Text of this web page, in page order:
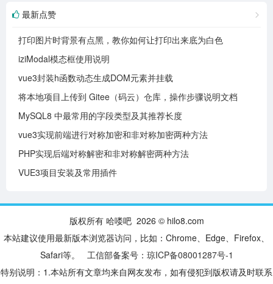
最新点赞
打印图片时背景有点黑，教你如何让打印出来底为白色
iziModal模态框使用说明
vue3封装h函数动态生成DOM元素并挂载
将本地项目上传到 Gitee（码云）仓库，操作步骤说明文档
MySQL8 中最常用的字段类型及其推荐长度
vue3实现前端进行对称加密和非对称加密两种方法
PHP实现后端对称解密和非对称解密两种方法
VUE3项目安装及常用插件
版权所有 哈喽吧 2026 © hilo8.com
本站建议使用最新版本浏览器访问，比如：Chrome、Edge、Firefox、
Safari等。 工信部备案号： 琼ICP备08001287号-1
特别说明：1.本站所有文章均来自网友发布，如有侵犯到版权请及时联系